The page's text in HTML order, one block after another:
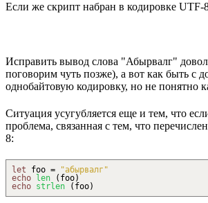
Если же скрипт набран в кодировке UTF-
Исправить вывод слова "Абырвалг"
поговорим чуть позже), а вот как быть с
однобайтовую кодировку, но не понятно
Ситуация усугубляется еще и тем, что
проблема, связанная с тем, что
8:
let foo =
"абырвалг"
echo
len ( foo)
echo strlen ( foo)